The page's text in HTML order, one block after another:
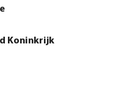
Koninkrijk